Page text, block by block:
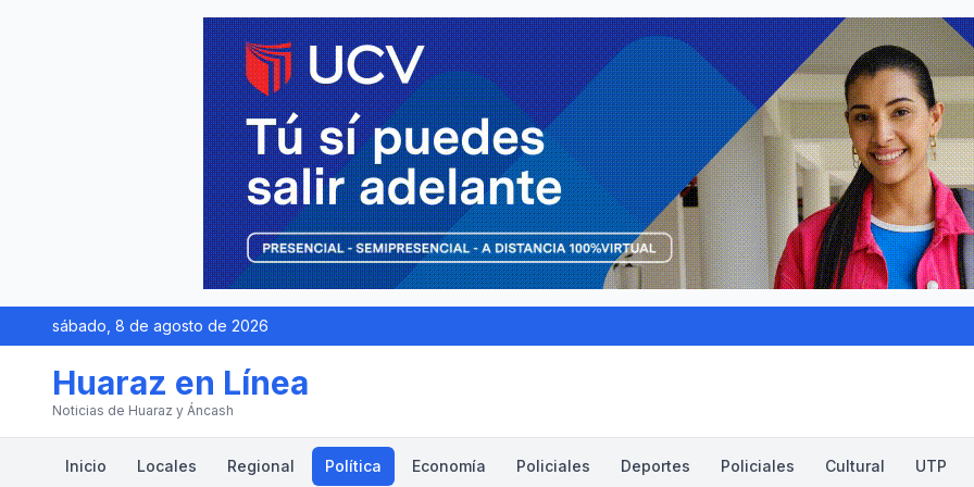
sábado, 8 de agosto de 2026
Huaraz en Línea
Noticias de Huaraz y Áncash
Inicio Locales Regional Política Economía Policiales Deportes Policiales Cultural UTP